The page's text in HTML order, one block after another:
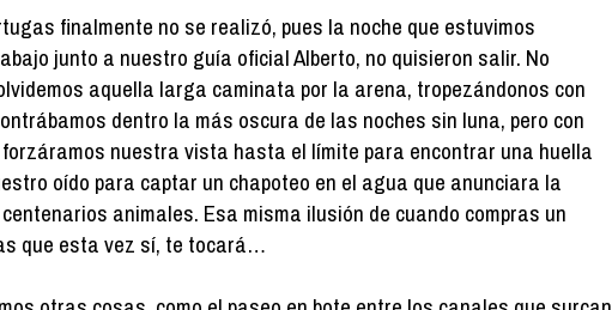
finalmente no se realizó, pues la noche que estuvimos
junto a nuestro guía oficial Alberto, no quisieron salir. No
aquella larga caminata por la arena, tropezándonos con
dentro la más oscura de las noches sin luna, pero con
nuestra vista hasta el límite para encontrar una huella
oído para captar un chapoteo en el agua que anunciara la
animales. Esa misma ilusión de cuando compras un
que esta vez sí, te tocará…